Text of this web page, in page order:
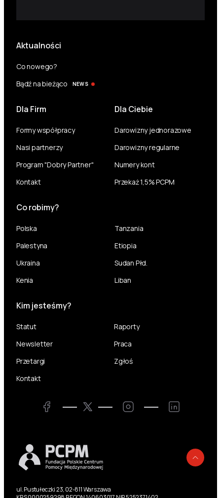
Aktualności
Co nowego?
Bądź na bieżąco
NEWS
Dla Firm
Formy współpracy
Nasi partnerzy
Program "Dobry Partner"
Kontakt
Dla Ciebie
Darowizny jednorazowe
Darowizny regularne
Numery kont
Przekaż 1,5% PCPM
Co robimy?
Polska
Palestyna
Ukraina
Kenia
Tanzania
Etiopia
Sudan Płd.
Liban
Kim jesteśmy?
Statut
Raporty
Newsletter
Praca
Przetargi
Zgłoś
Kontakt
Facebook Twitter Instagram LinkedIn
ul. Pustułeczki 23, 02-811 Warszawa